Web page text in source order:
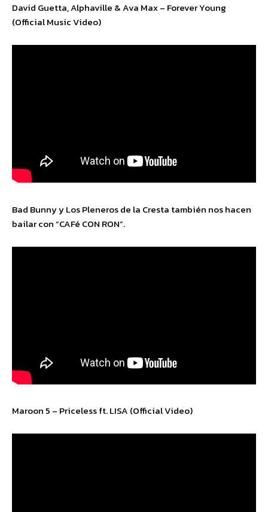
David Guetta, Alphaville & Ava Max – Forever Young
(Official Music Video)
Bad Bunny y Los Pleneros de la Cresta también nos hacen
bailar con “CAFé CON RON”.
Maroon 5 – Priceless ft. LISA (Official Video)